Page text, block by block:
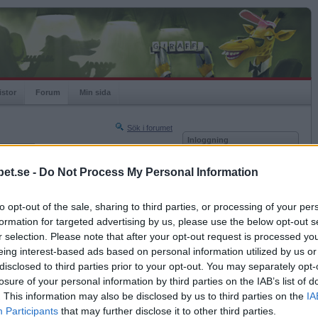
- Do Not Process My Personal Information
opt-out of the sale, sharing to third parties, or processing of your
for targeted advertising by us, please use the below opt-out
selection. Please note that after your opt-out request is processed
interest-based ads based on personal information utilized by us
to third parties prior to your opt-out. You may separately
of your personal information by third parties on the IAB’s list of
This information may also be disclosed by us to third parties on the
Participants that may further disclose it to other third parties.
Forum Min sida
Sök i forumet
Nästa sida »
2006-05-16 14:46
Inloggning
Kom ihåg mig
Glömt ditt lösenord?
Få ny aktiveringslänk
Betapet är gratis!